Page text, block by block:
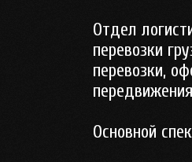
Отдел
перевозки
перевозки,
Основной